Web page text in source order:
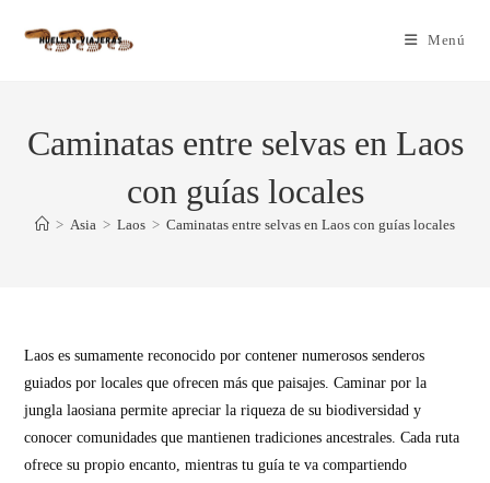
Menú
Caminatas entre selvas en Laos
con guías locales
> Asia > Laos > Caminatas entre selvas en Laos con guías locales
Laos es sumamente reconocido por contener numerosos senderos
guiados por locales que ofrecen más que paisajes. Caminar por la
jungla laosiana permite apreciar la riqueza de su biodiversidad y
conocer comunidades que mantienen tradiciones ancestrales. Cada ruta
ofrece su propio encanto, mientras tu guía te va compartiendo